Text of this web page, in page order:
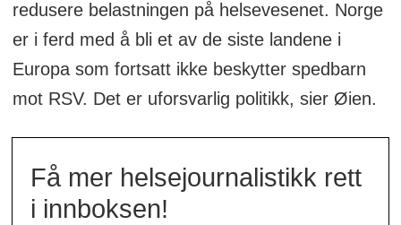
redusere belastningen på helsevesenet. Norge
er i ferd med å bli et av de siste landene i
Europa som fortsatt ikke beskytter spedbarn
mot RSV. Det er uforsvarlig politikk, sier Øien.
Få mer helsejournalistikk rett
i innboksen!